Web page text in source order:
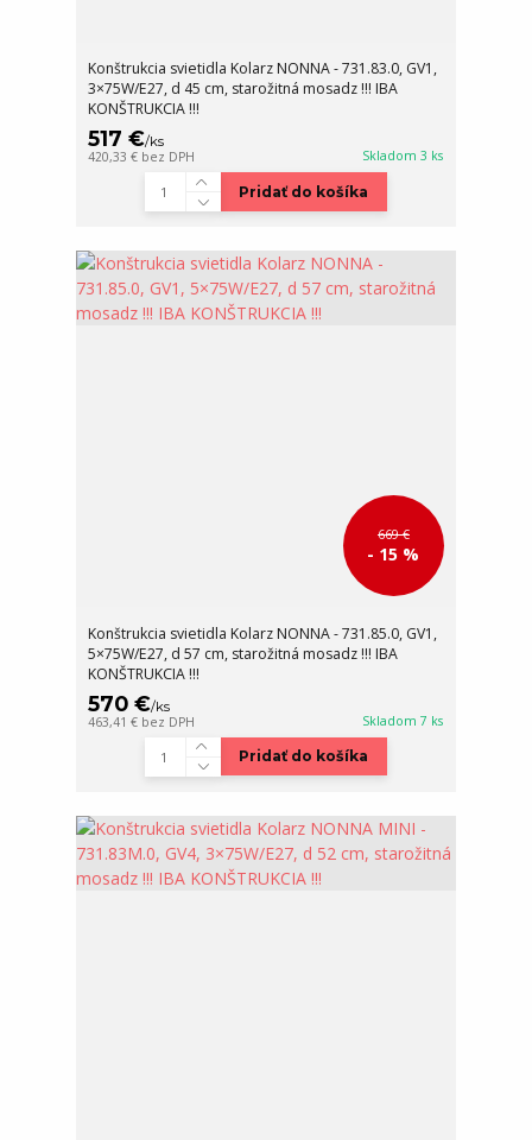
Konštrukcia svietidla Kolarz NONNA - 731.83.0, GV1,
3×75W/E27, d 45 cm, starožitná mosadz !!! IBA
KONŠTRUKCIA !!!
517 €/ks
420,33 € bez DPH Skladom 3 ks
Pridať do košíka
669 €
- 15 %
Konštrukcia svietidla Kolarz NONNA - 731.85.0, GV1,
5×75W/E27, d 57 cm, starožitná mosadz !!! IBA
KONŠTRUKCIA !!!
570 €/ks
463,41 € bez DPH Skladom 7 ks
Pridať do košíka